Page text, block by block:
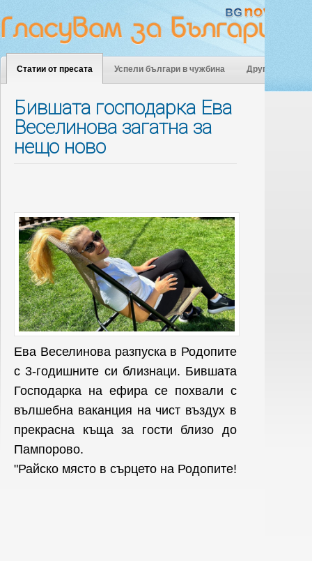
Статии от пресата Успели българи в чужбина Други
Бившата господарка Ева
Веселинова загатна за
нещо ново
Ева Веселинова разпуска в Родопите
с 3-годишните си близнаци. Бившата
Господарка на ефира се похвали с
вълшебна ваканция на чист въздух в
прекрасна къща за гости близо до
Пампорово.
"Райско място в сърцето на Родопите!